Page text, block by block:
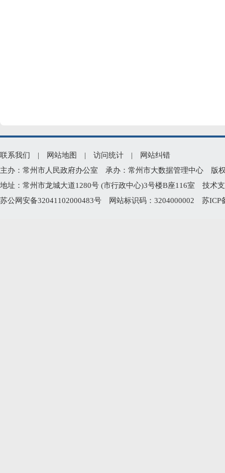
联系我们 | 网站地图 | 访问统计 |
网站纠错
主办：常州市人民政府办公室 承办：常州市大数据管理中心 版
地址：常州市龙城大道1280号 (市行政中心)3号楼B座116室 技术
苏公网安备32041102000483号 网站标识码：3204000002 苏ICP